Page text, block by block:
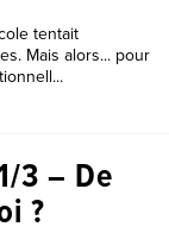
tentait
Mais alors... pour
3 – De
?